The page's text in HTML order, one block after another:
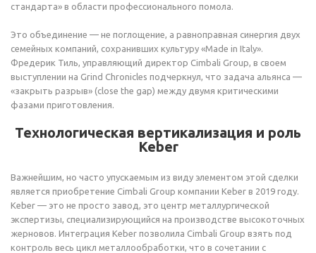
стандарта» в области профессионального помола.
Это объединение — не поглощение, а равноправная синергия двух
семейных компаний, сохранивших культуру «Made in Italy».
Фредерик Тиль, управляющий директор Cimbali Group, в своем
выступлении на Grind Chronicles подчеркнул, что задача альянса —
«закрыть разрыв» (close the gap) между двумя критическими
фазами приготовления.
Технологическая вертикализация и роль
Keber
Важнейшим, но часто упускаемым из виду элементом этой сделки
является приобретение Cimbali Group компании Keber в 2019 году.
Keber — это не просто завод, это центр металлургической
экспертизы, специализирующийся на производстве высокоточных
жерновов. Интеграция Keber позволила Cimbali Group взять под
контроль весь цикл металлообработки, что в сочетании с